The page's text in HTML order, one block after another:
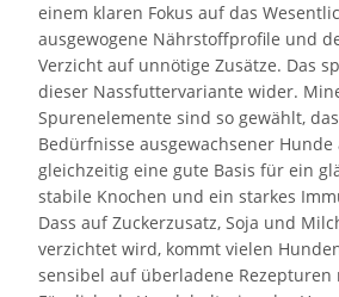
einem klaren Fokus auf das
ausgewogene Nährstoffprofile und
Verzicht auf unnötige Zusätze. Das
dieser Nassfuttervariante wider.
Spurenelemente sind so gewählt,
Bedürfnisse ausgewachsener
gleichzeitig eine gute Basis für ein
stabile Knochen und ein starkes
Dass auf Zuckerzusatz, Soja und
verzichtet wird, kommt vielen
sensibel auf überladene Rezepturen